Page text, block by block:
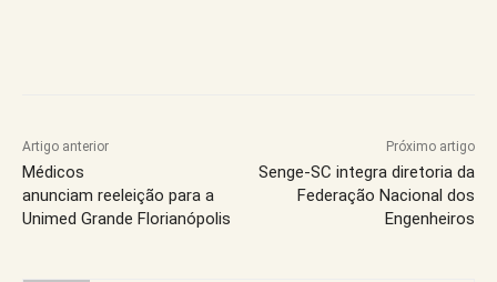
Artigo anterior
Médicos
anunciam reeleição para a
Unimed Grande Florianópolis
Próximo artigo
Senge-SC integra diretoria da
Federação Nacional dos
Engenheiros